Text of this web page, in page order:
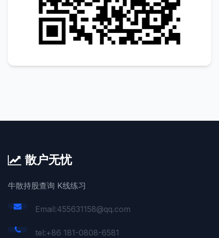
散户无忧
牛散持股查询 K线练习
Email:455631158@qq.com
tel:+86 181-0808-6581